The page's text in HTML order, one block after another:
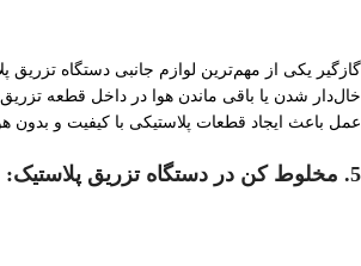
گازگیر یکی از مهم‌ترین لوازم جانبی دستگاه
خال‌دار شدن یا باقی ماندن هوا در داخل قطعه
عمل باعث ایجاد قطعات پلاستیکی با کیفیت و بدون
5. مخلوط کن در دستگاه‌ تزریق پلاستیک: